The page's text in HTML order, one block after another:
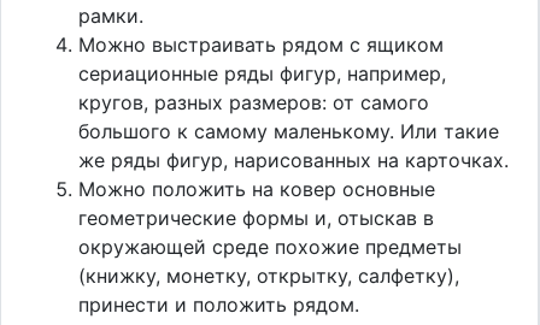
рамки.
Можно выстраивать рядом с ящиком
сериационные ряды фигур, например,
кругов, разных размеров: от самого
большого к самому маленькому. Или такие
же ряды фигур, нарисованных на карточках.
Можно положить на ковер основные
геометрические формы и, отыскав в
окружающей среде похожие предметы
(книжку, монетку, открытку, салфетку),
принести и положить рядом.